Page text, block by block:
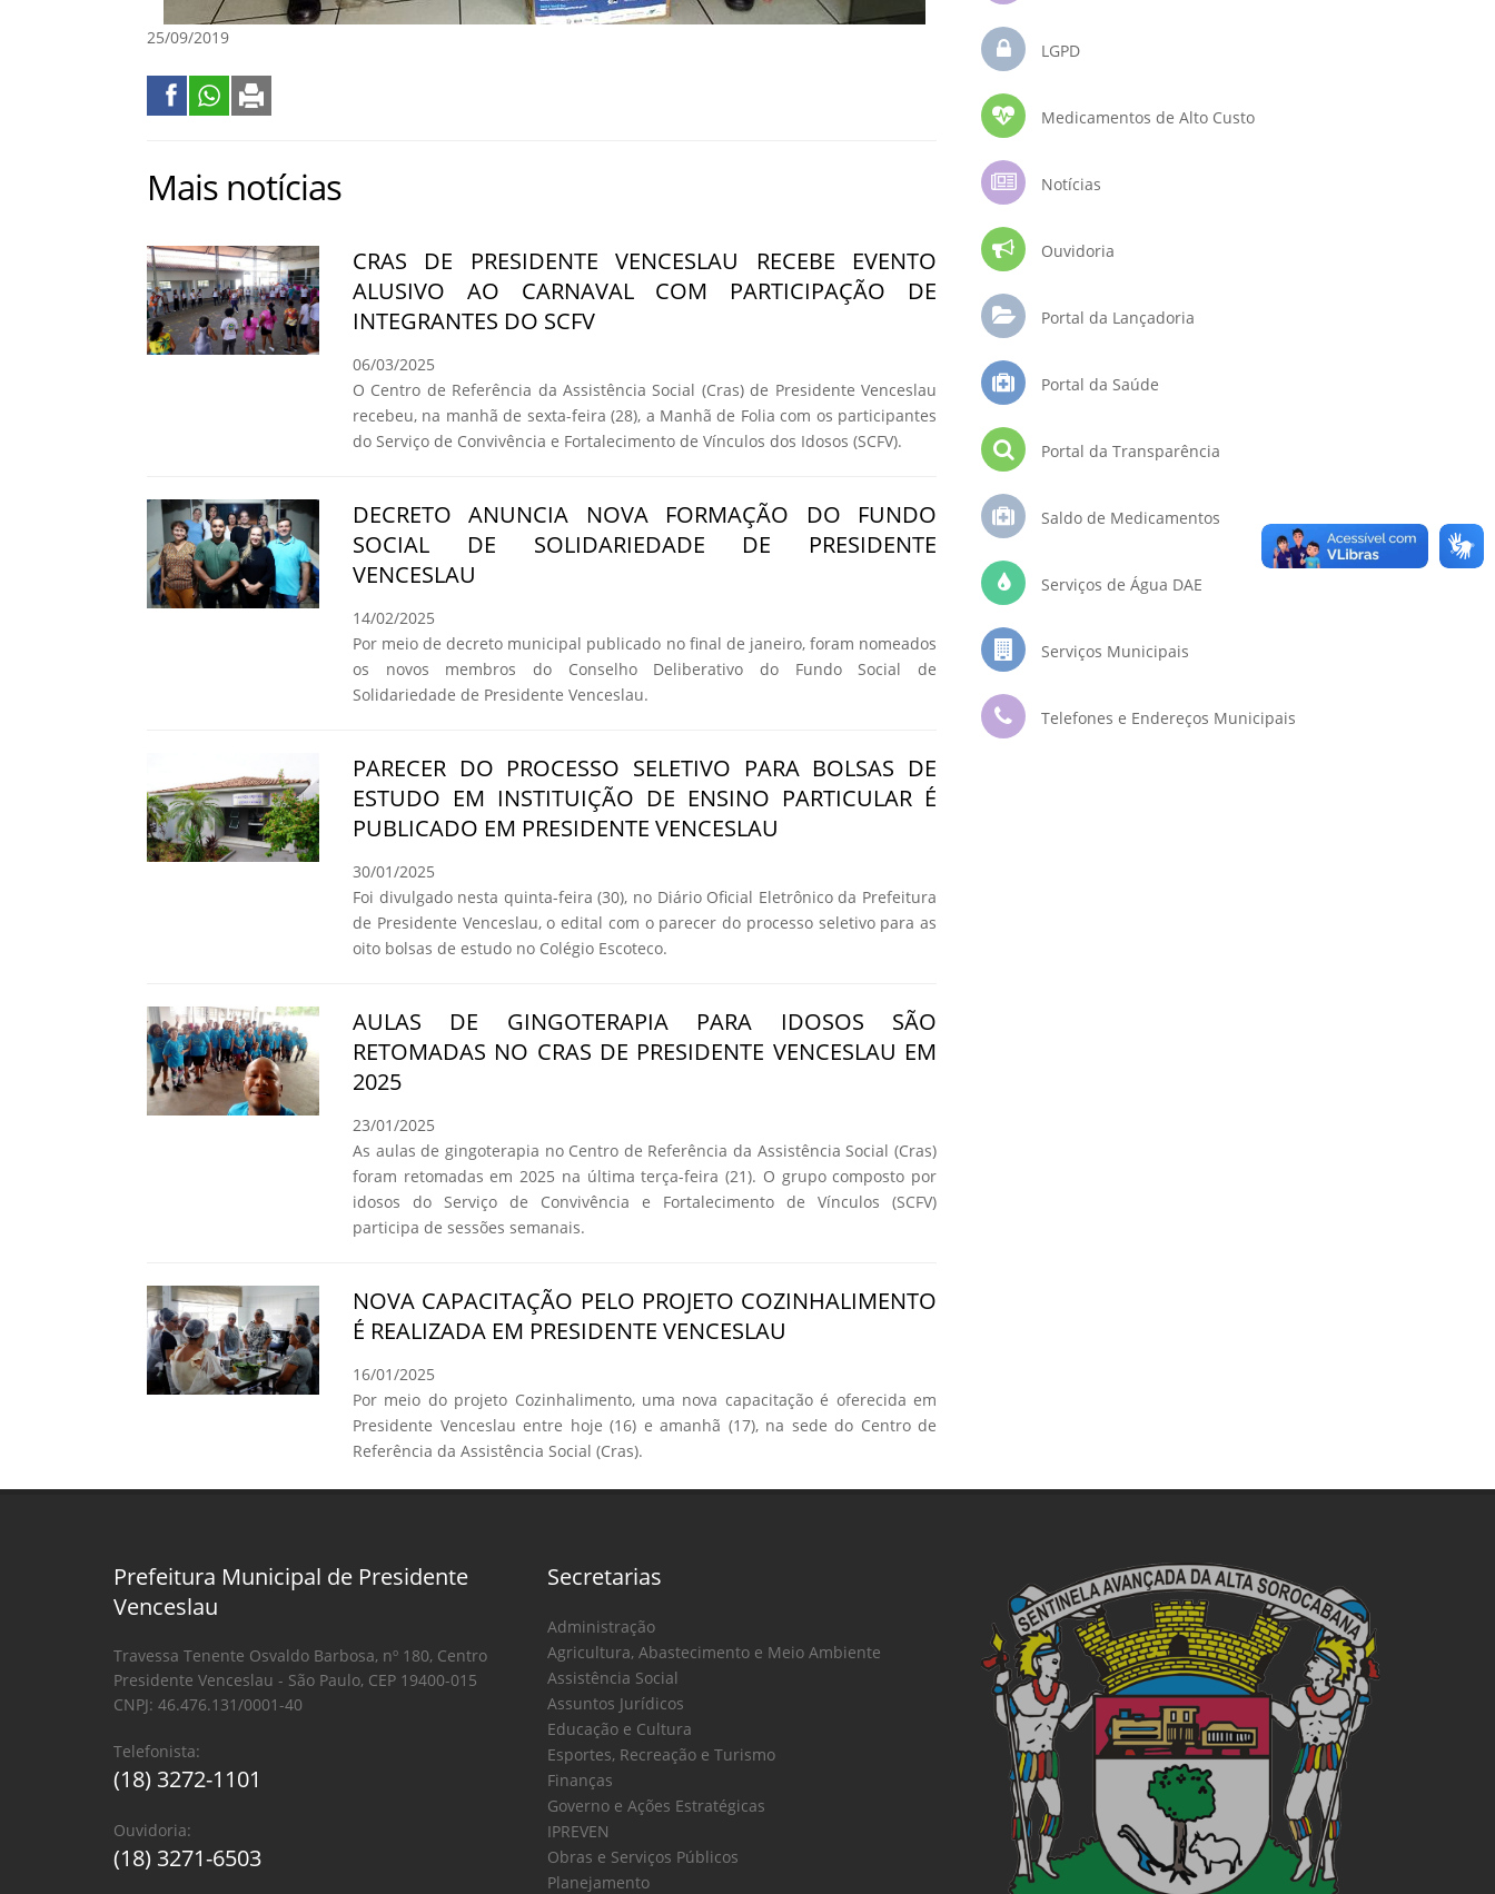
25/09/2019
Mais notícias
CRAS DE PRESIDENTE VENCESLAU RECEBE EVENTO
ALUSIVO AO CARNAVAL COM PARTICIPAÇÃO DE
INTEGRANTES DO SCFV
06/03/2025
O Centro de Referência da Assistência Social (Cras) de Presidente Venceslau
recebeu, na manhã de sexta-feira (28), a Manhã de Folia com os participantes
do Serviço de Convivência e Fortalecimento de Vínculos dos Idosos (SCFV).
DECRETO ANUNCIA NOVA FORMAÇÃO DO FUNDO
SOCIAL DE SOLIDARIEDADE DE PRESIDENTE
VENCESLAU
14/02/2025
Por meio de decreto municipal publicado no final de janeiro, foram nomeados
os novos membros do Conselho Deliberativo do Fundo Social de
Solidariedade de Presidente Venceslau.
PARECER DO PROCESSO SELETIVO PARA BOLSAS DE
ESTUDO EM INSTITUIÇÃO DE ENSINO PARTICULAR É
PUBLICADO EM PRESIDENTE VENCESLAU
30/01/2025
Foi divulgado nesta quinta-feira (30), no Diário Oficial Eletrônico da Prefeitura
de Presidente Venceslau, o edital com o parecer do processo seletivo para as
oito bolsas de estudo no Colégio Escoteco.
AULAS DE GINGOTERAPIA PARA IDOSOS SÃO
RETOMADAS NO CRAS DE PRESIDENTE VENCESLAU EM
2025
23/01/2025
As aulas de gingoterapia no Centro de Referência da Assistência Social (Cras)
foram retomadas em 2025 na última terça-feira (21). O grupo composto por
idosos do Serviço de Convivência e Fortalecimento de Vínculos (SCFV)
participa de sessões semanais.
NOVA CAPACITAÇÃO PELO PROJETO COZINHALIMENTO
É REALIZADA EM PRESIDENTE VENCESLAU
16/01/2025
Por meio do projeto Cozinhalimento, uma nova capacitação é oferecida em
Presidente Venceslau entre hoje (16) e amanhã (17), na sede do Centro de
Referência da Assistência Social (Cras).
LGPD
Medicamentos de Alto Custo
Notícias
Ouvidoria
Portal da Lançadoria
Portal da Saúde
Portal da Transparência
Saldo de Medicamentos
Serviços de Água DAE
Serviços Municipais
Telefones e Endereços Municipais
Prefeitura Municipal de Presidente
Venceslau
Travessa Tenente Osvaldo Barbosa, nº 180, Centro
Presidente Venceslau - São Paulo, CEP 19400-015
CNPJ: 46.476.131/0001-40
Telefonista:
(18) 3272-1101
Ouvidoria:
(18) 3271-6503
Secretarias
Administração
Agricultura, Abastecimento e Meio Ambiente
Assistência Social
Assuntos Jurídicos
Educação e Cultura
Esportes, Recreação e Turismo
Finanças
Governo e Ações Estratégicas
IPREVEN
Obras e Serviços Públicos
Planejamento